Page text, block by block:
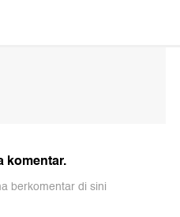
komentar.
berkomentar di sini